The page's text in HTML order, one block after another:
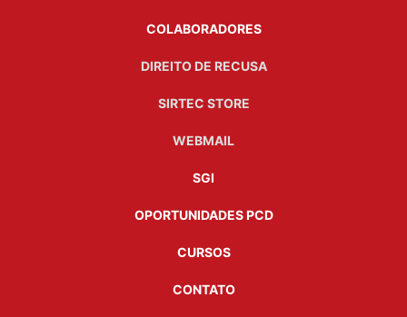
COLABORADORES
DIREITO DE RECUSA
SIRTEC STORE
WEBMAIL
SGI
OPORTUNIDADES PCD
CURSOS
CONTATO